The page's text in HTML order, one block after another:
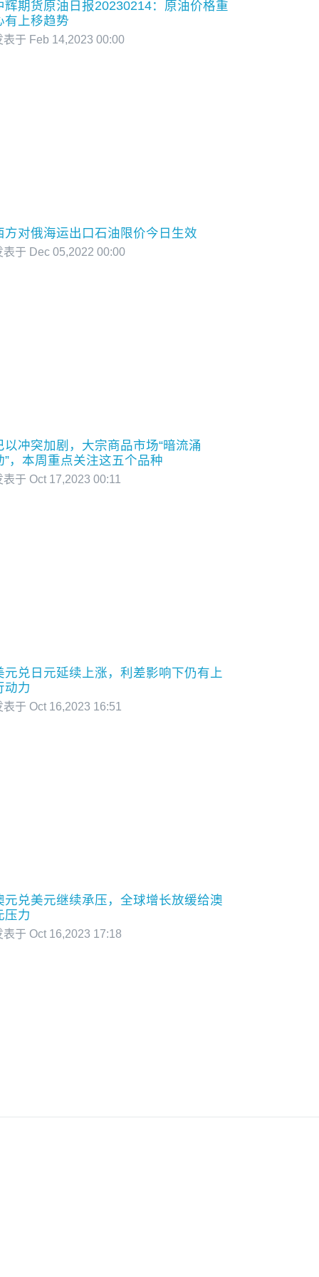
辉期货原油日报20230214：原油价格重
有上移趋势
表于 Feb 14,2023 00:00
方对俄海运出口石油限价今日生效
表于 Dec 05,2022 00:00
以冲突加剧，大宗商品市场“暗流涌
”，本周重点关注这五个品种
表于 Oct 17,2023 00:11
元兑日元延续上涨，利差影响下仍有上
动力
表于 Oct 16,2023 16:51
元兑美元继续承压，全球增长放缓给澳
压力
表于 Oct 16,2023 17:18